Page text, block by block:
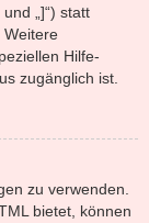
„]“) statt
Weitere
Hilfe-
zugänglich ist.
zu verwenden.
bietet, können